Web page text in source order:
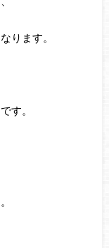
ります。
す。